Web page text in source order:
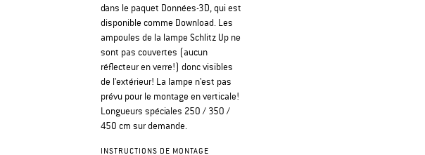
dans le paquet Données-3D, qui est
disponible comme Download. Les
ampoules de la lampe Schlitz Up ne
sont pas couvertes (aucun
réflecteur en verre!) donc visibles
de l'extérieur! La lampe n'est pas
prévu pour le montage en verticale!
Longueurs spéciales 250 / 350 /
450 cm sur demande.
INSTRUCTIONS DE MONTAGE